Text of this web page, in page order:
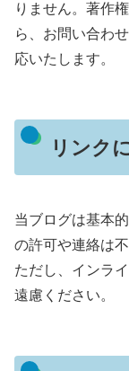
りません。著作
ら、お問い合わ
応いたします。
リンク
当ブログは基本
の許可や連絡は不
ただし、インラ
遠慮ください。